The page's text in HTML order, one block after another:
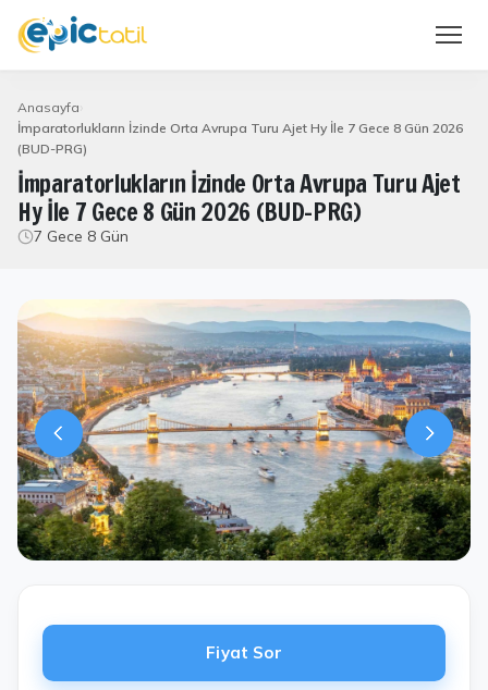
Anasayfa
İmparatorlukların İzinde Orta Avrupa Turu Ajet Hy İle 7 Gece 8 Gün 2026
(BUD-PRG)
İmparatorlukların İzinde Orta Avrupa Turu Ajet
Hy İle 7 Gece 8 Gün 2026 (BUD-PRG)
7 Gece 8 Gün
Fiyat Sor